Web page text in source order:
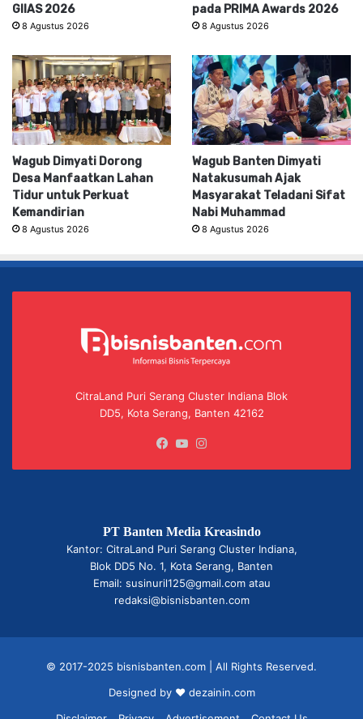
GIIAS 2026
8 Agustus 2026
pada PRIMA Awards 2026
8 Agustus 2026
Wagub Dimyati Dorong
Desa Manfaatkan Lahan
Tidur untuk Perkuat
Kemandirian
8 Agustus 2026
Wagub Banten Dimyati
Natakusumah Ajak
Masyarakat Teladani Sifat
Nabi Muhammad
8 Agustus 2026
CitraLand Puri Serang Cluster Indiana Blok
DD5, Kota Serang, Banten 42162
Facebook
YouTube
PT Banten Media Kreasindo
Kantor: CitraLand Puri Serang Cluster Indiana,
Blok DD5 No. 1, Kota Serang, Banten
Email: susinuril125@gmail.com atau
redaksi@bisnisbanten.com
© 2017-2025 bisnisbanten.com | All Rights Reserved.
Designed by ❤ dezainin.com